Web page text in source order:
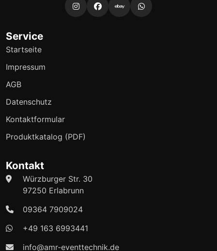
Service
Startseite
Impressum
AGB
Datenschutz
Kontaktformular
Produktkatalog (PDF)
Kontakt
Würzburger Str. 30
97250 Erlabrunn
09364 7909024
+49 163 6993441
info@amr-eventtechnik.de